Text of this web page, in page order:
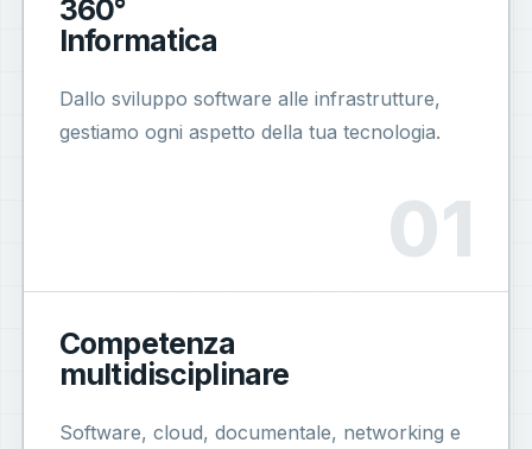
360°
Informatica
Dallo sviluppo software alle infrastrutture,
gestiamo ogni aspetto della tua tecnologia.
Competenza
multidisciplinare
Software, cloud, documentale, networking e